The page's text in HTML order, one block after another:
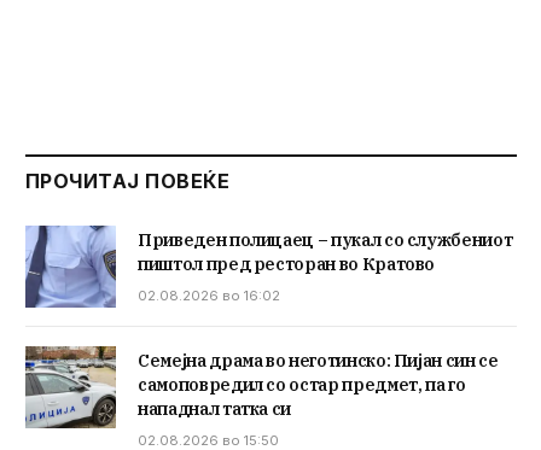
ПРОЧИТАЈ ПОВЕЌЕ
Приведен полицаец – пукал со службениот
пиштол пред ресторан во Кратово
02.08.2026 во 16:02
Семејна драма во неготинско: Пијан син се
самоповредил со остар предмет, па го
нападнал татка си
02.08.2026 во 15:50